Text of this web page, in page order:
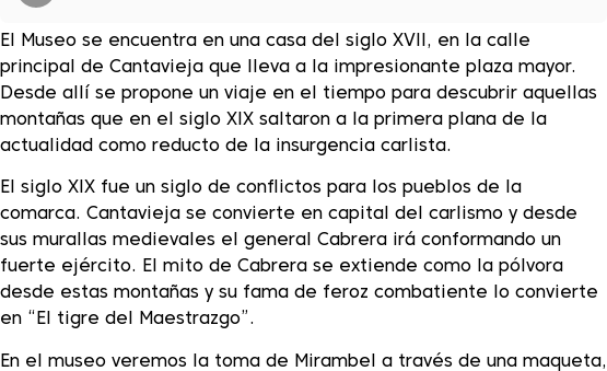
El Museo se encuentra en una casa del siglo XVII, en la calle
principal de Cantavieja que lleva a la impresionante plaza mayor.
Desde allí se propone un viaje en el tiempo para descubrir aquellas
montañas que en el siglo XIX saltaron a la primera plana de la
actualidad como reducto de la insurgencia carlista.
El siglo XIX fue un siglo de conflictos para los pueblos de la
comarca. Cantavieja se convierte en capital del carlismo y desde
sus murallas medievales el general Cabrera irá conformando un
fuerte ejército. El mito de Cabrera se extiende como la pólvora
desde estas montañas y su fama de feroz combatiente lo convierte
en “El tigre del Maestrazgo”.
En el museo veremos la toma de Mirambel a través de una maqueta,